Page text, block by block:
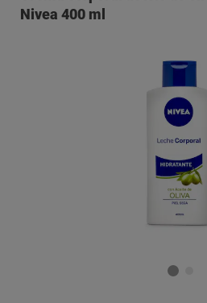
Nivea 400 ml